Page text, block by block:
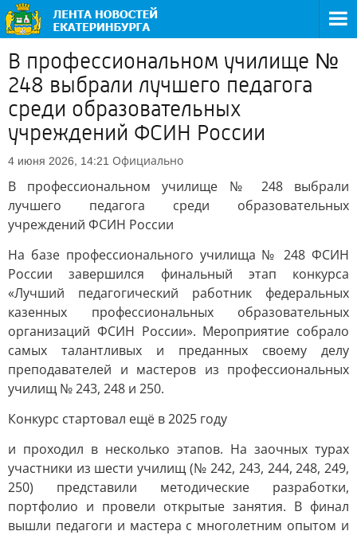
В профессиональном училище №
248 выбрали лучшего педагога
среди образовательных
учреждений ФСИН России
4 июня 2026, 14:21 Официально
В профессиональном училище № 248 выбрали
лучшего педагога среди образовательных
учреждений ФСИН России
На базе профессионального училища № 248 ФСИН
России завершился финальный этап конкурса
«Лучший педагогический работник федеральных
казенных профессиональных образовательных
организаций ФСИН России». Мероприятие собрало
самых талантливых и преданных своему делу
преподавателей и мастеров из профессиональных
училищ № 243, 248 и 250.
Конкурс стартовал ещё в 2025 году
и проходил в несколько этапов. На заочных турах
участники из шести училищ (№ 242, 243, 244, 248, 249,
250) представили методические разработки,
портфолио и провели открытые занятия. В финал
вышли педагоги и мастера с многолетним опытом и